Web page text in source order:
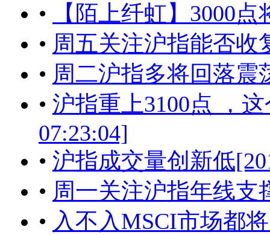
•
【陌上纤虹】3000
• 周五关注沪指能否收
• 周二沪指多将回落震
• 沪指重上3100点 ，
07:23:04]
• 沪指成交量创新低
• 周一关注沪指年线支
• 入不入MSCI市场都